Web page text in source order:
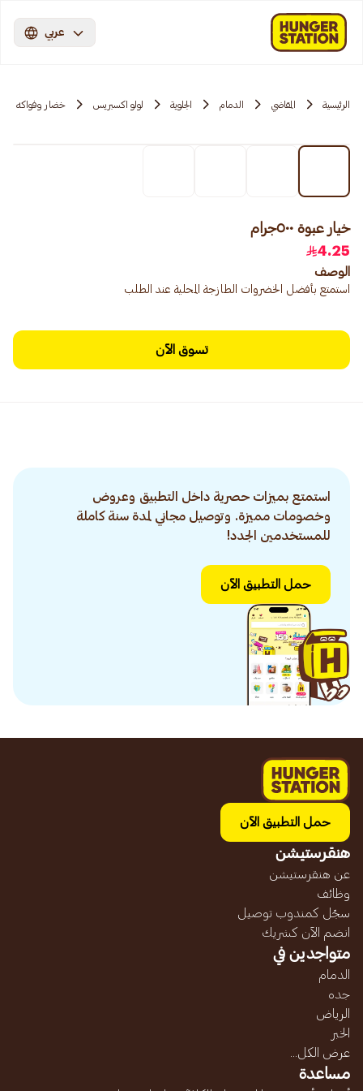
عربي
الرئيسية المقاضي الدمام الجلوية لولو اكسبريس خضار وفواكه
خيار عبوة ٥٠٠جرام
4.25
الوصف
استمتع بأفضل الخضروات الطازجة المحلية عند الطلب
تسوق الآن
استمتع بميزات حصرية داخل التطبيق وعروض
وخصومات مميزة. وتوصيل مجاني لمدة سنة كاملة
للمستخدمين الجدد!
حمل التطبيق الآن
حمل التطبيق الآن
هنقرستيشن
عن هنقرستيشن
وظائف
سجّل كمندوب توصيل
انضم الآن كشريك
متواجدين في
الدمام
جده
الرياض
الخبر
عرض الكل...
مساعدة